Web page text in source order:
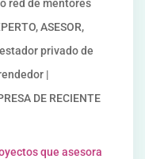
red de mentores
ASESOR,
privado de
|
DE RECIENTE
que asesora